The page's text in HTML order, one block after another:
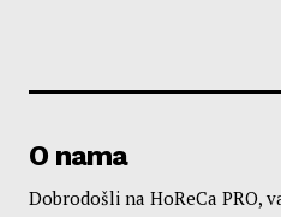
O nama
Dobrodošli na HoReCa PRO,